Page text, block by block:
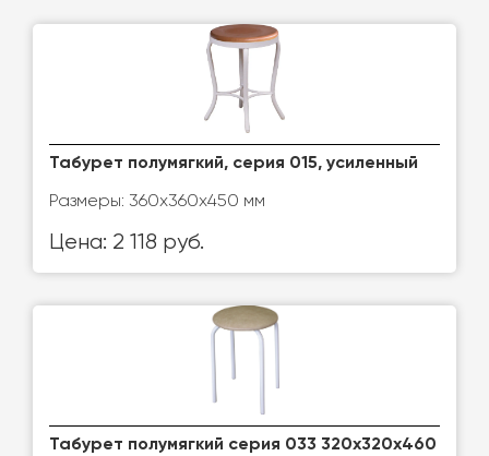
Табурет полумягкий, серия 015, усиленный
Размеры: 360х360х450 мм
Цена: 2 118 руб.
Табурет полумягкий серия 033 320х320х460